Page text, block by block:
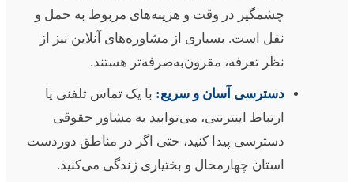
چشمگیر در وقت و هزینه‌های مربوط به حمل و
نقل است. بسیاری از مشاوره‌های آنلاین نیز از
نظر تعرفه، مقرون‌به‌صرفه‌تر هستند.
دسترسی آسان و سریع:با یک تماس تلفنی یا
ارتباط اینترنتی، می‌توانید به مشاور حقوقی
دسترسی پیدا کنید، حتی اگر در مناطق دوردست
استان چهارمحال و بختیاری زندگی می‌کنید.